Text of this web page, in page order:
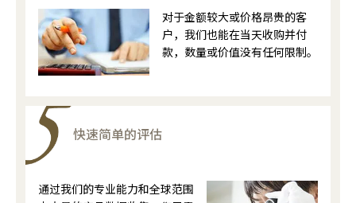
对于金额较大或价格昂贵的客
户，我们也能在当天收购并付
款，数量或价值没有任何限制。
快速简单的评估
通过我们的专业能力和全球范围